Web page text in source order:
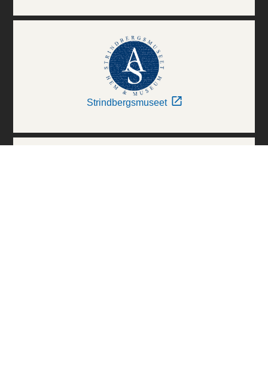
Strindbergsmuseet